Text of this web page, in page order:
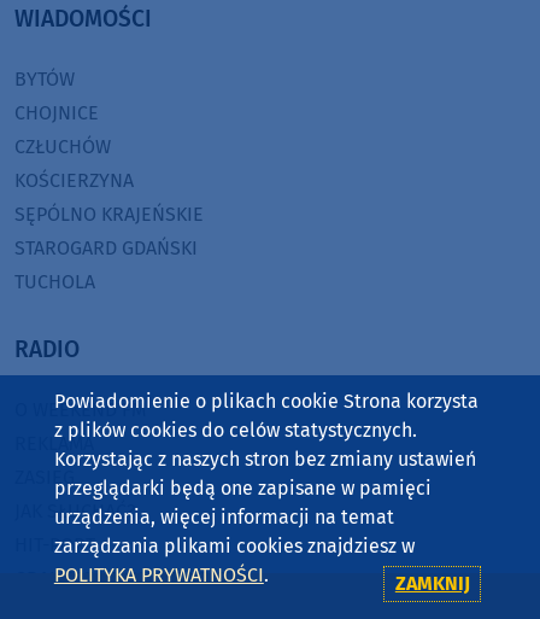
WIADOMOŚCI
BYTÓW
CHOJNICE
CZŁUCHÓW
KOŚCIERZYNA
SĘPÓLNO KRAJEŃSKIE
STAROGARD GDAŃSKI
TUCHOLA
RADIO
O WEEKEND FM
REKLAMA
JAK SŁUCHAĆ?
HIT-PORT
GRALIŚMY W WEEKEND FM
Powiadomienie o plikach cookie Strona korzysta
z plików cookies do celów statystycznych.
Korzystając z naszych stron bez zmiany ustawień
przeglądarki będą one zapisane w pamięci
urządzenia, więcej informacji na temat
zarządzania plikami cookies znajdziesz w
POLITYKA PRYWATNOŚCI. ZAMKNIJ